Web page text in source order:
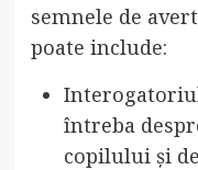
semnele de
poate include:
întreba
copilului și